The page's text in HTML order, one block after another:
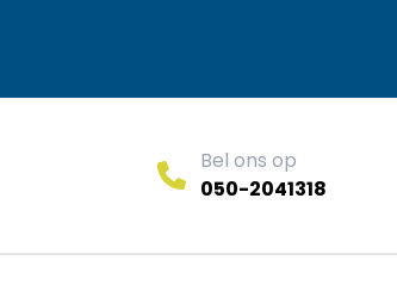
Bel ons op
050-2041318